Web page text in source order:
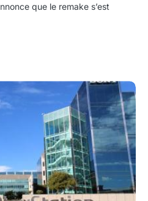
que le remake s’est